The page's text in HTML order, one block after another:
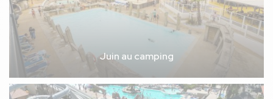
Juin au camping